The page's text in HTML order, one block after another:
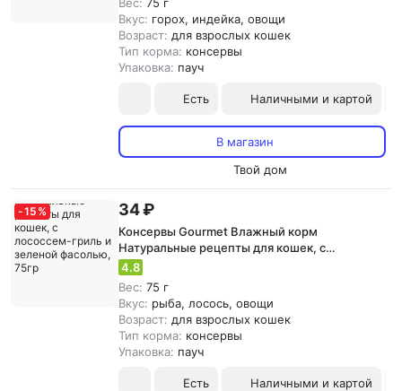
Вкус: горох, индейка, овощи
Возраст: для взрослых кошек
Тип корма: консервы
Упаковка: пауч
Есть Наличными и картой
В магазин
Твой дом
-15 % 34 ₽
Консервы Gourmet Влажный корм
Натуральные рецепты для кошек, с
лососсем-гриль и зеленой фасолью, 75гр
4.8
Вес: 75 г
Вкус: рыба, лосось, овощи
Возраст: для взрослых кошек
Тип корма: консервы
Упаковка: пауч
Есть Наличными и картой